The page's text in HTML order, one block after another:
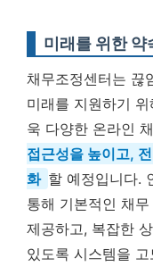
미래를 위한 약
채무조정센터는 끊
미래를 지원하기
욱 다양한 온라인
접근성을 높이고,
화 할 예정입니다.
통해 기본적인 채
제공하고, 복잡한
있도록 시스템을